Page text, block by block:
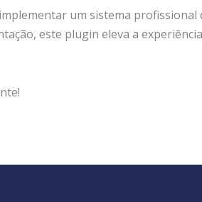
um sistema profissional
este plugin eleva a